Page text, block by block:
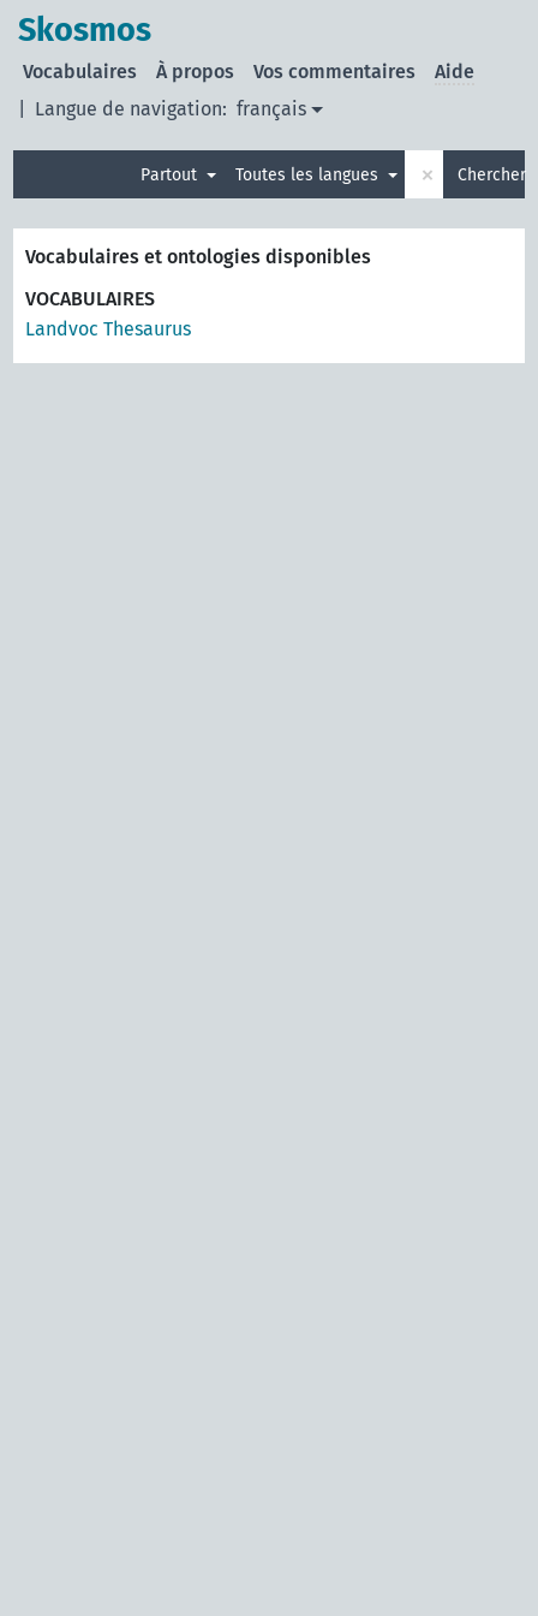
Skosmos
Langue de navigation: français
Vocabulaires À propos Vos commentaires Aide
Partout Toutes les langues × Chercher
Vocabulaires et ontologies disponibles
VOCABULAIRES
Landvoc Thesaurus